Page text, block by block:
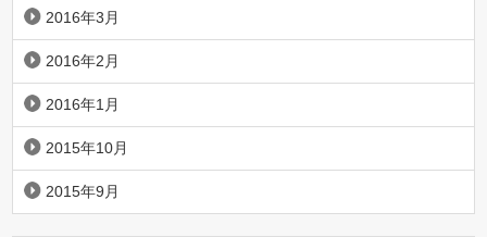
2016年3月
2016年2月
2016年1月
2015年10月
2015年9月